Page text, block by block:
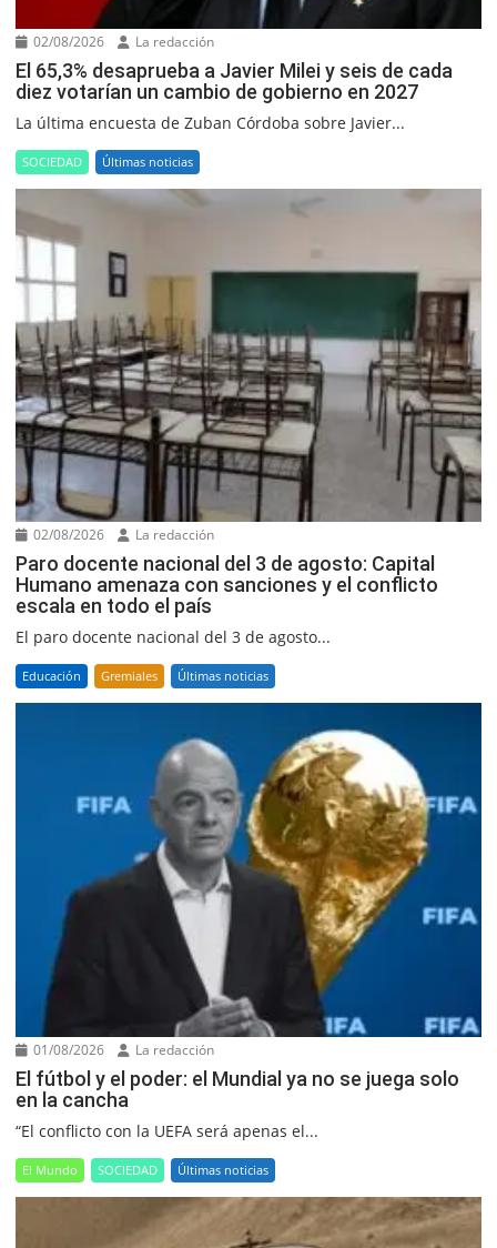
02/08/2026 La redacción
El 65,3% desaprueba a Javier Milei y seis de cada
diez votarían un cambio de gobierno en 2027
La última encuesta de Zuban Córdoba sobre Javier...
SOCIEDAD Últimas noticias
02/08/2026 La redacción
Paro docente nacional del 3 de agosto: Capital
Humano amenaza con sanciones y el conflicto
escala en todo el país
El paro docente nacional del 3 de agosto...
Educación Gremiales Últimas noticias
01/08/2026 La redacción
El fútbol y el poder: el Mundial ya no se juega solo
en la cancha
“El conflicto con la UEFA será apenas el...
El Mundo SOCIEDAD Últimas noticias